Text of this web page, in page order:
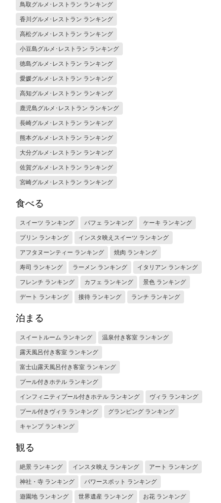
鳥取グルメ･レストラン ランキング
香川グルメ･レストラン ランキング
高松グルメ･レストラン ランキング
小豆島グルメ･レストラン ランキング
徳島グルメ･レストラン ランキング
愛媛グルメ･レストラン ランキング
高知グルメ･レストラン ランキング
鹿児島グルメ･レストラン ランキング
長崎グルメ･レストラン ランキング
熊本グルメ･レストラン ランキング
大分グルメ･レストラン ランキング
佐賀グルメ･レストラン ランキング
宮崎グルメ･レストラン ランキング
食べる
スイーツ ランキング パフェ ランキング ケーキ ランキング
プリン ランキング インスタ映えスイーツ ランキング
アフタヌーンティー ランキング 焼肉 ランキング
寿司 ランキング ラーメン ランキング イタリアン ランキング
フレンチ ランキング カフェ ランキング 景色 ランキング
デート ランキング 接待 ランキング ランチ ランキング
泊まる
スイートルーム ランキング 温泉付き客室 ランキング
露天風呂付き客室 ランキング
富士山露天風呂付き客室 ランキング
プール付きホテル ランキング
インフィニティプール付きホテル ランキング ヴィラ ランキング
プール付きヴィラ ランキング グランピング ランキング
キャンプ ランキング
観る
絶景 ランキング インスタ映え ランキング アート ランキング
神社・寺 ランキング パワースポット ランキング
遊園地 ランキング 世界遺産 ランキング お花 ランキング